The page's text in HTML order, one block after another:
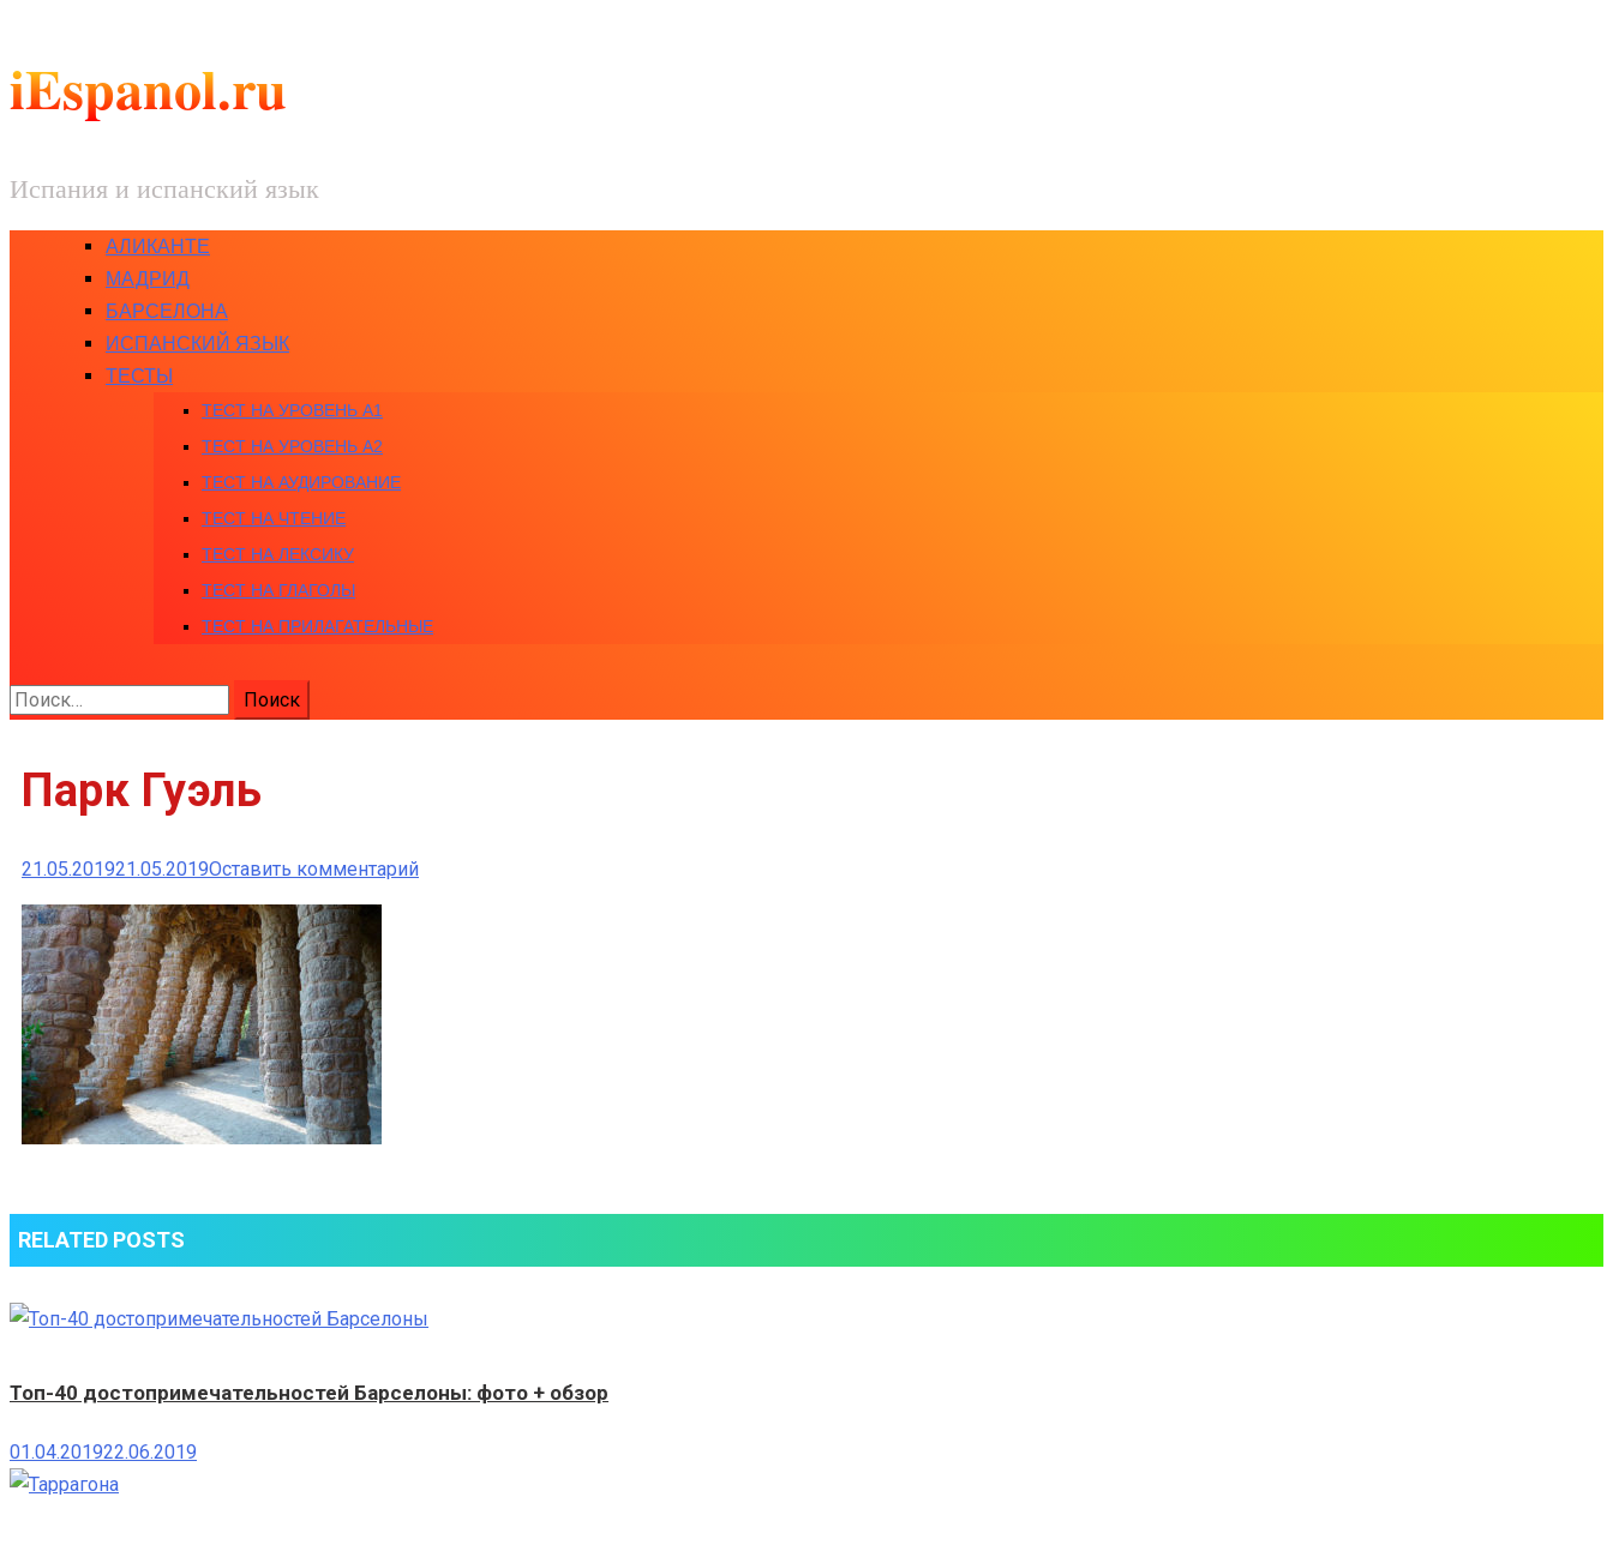
iEspanol.ru
Испания и испанский язык
АЛИКАНТЕ
МАДРИД
БАРСЕЛОНА
ИСПАНСКИЙ ЯЗЫК
ТЕСТЫ
ТЕСТ НА УРОВЕНЬ A1
ТЕСТ НА УРОВЕНЬ A2
ТЕСТ НА АУДИРОВАНИЕ
ТЕСТ НА ЧТЕНИЕ
ТЕСТ НА ЛЕКСИКУ
ТЕСТ НА ГЛАГОЛЫ
ТЕСТ НА ПРИЛАГАТЕЛЬНЫЕ
Найти:
Парк Гуэль
21.05.201921.05.2019Оставить комментарийк
RELATED POSTS
Топ-40 достопримечательностей Барселоны: фото + обзор
01.04.201922.06.2019